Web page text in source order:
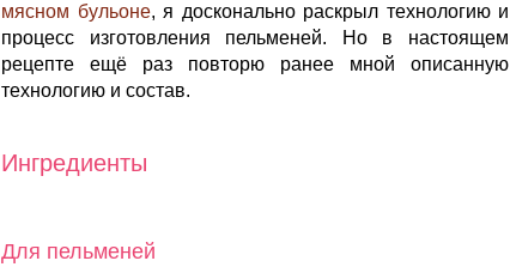
мясном бульоне, я досконально раскрыл технологию и
процесс изготовления пельменей. Но в настоящем
рецепте ещё раз повторю ранее мной описанную
технологию и состав.
Ингредиенты
Для пельменей